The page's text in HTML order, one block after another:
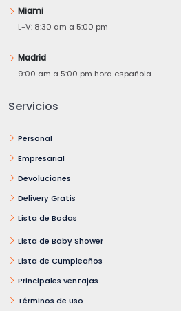
Miami
L-V: 8:30 am a 5:00 pm
Madrid
9:00 am a 5:00 pm hora española
Servicios
Personal
Empresarial
Devoluciones
Delivery Gratis
Lista de Bodas
Lista de Baby Shower
Lista de Cumpleaños
Principales ventajas
Términos de uso